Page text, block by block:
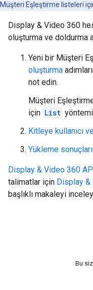
Müşteri Eşleştirme listeleri
Display & Video 360
oluşturma ve doldurma
Yeni bir Müşteri
oluşturma
not edin.
Müşteri
için List
Kitleye kullanıcı
Yükleme
Display & Video 360
talimatlar için Display
başlıklı makaleyi
Bu